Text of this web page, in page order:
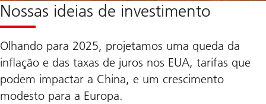
Nossas ideias de investimento
Olhando para 2025, projetamos uma queda da
inflação e das taxas de juros nos EUA, tarifas que
podem impactar a China, e um crescimento
modesto para a Europa.